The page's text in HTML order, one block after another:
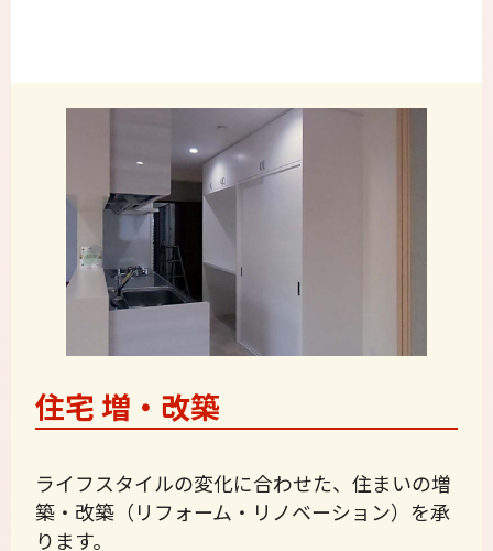
住宅 増・改築
ライフスタイルの変化に合わせた、住まいの増
築・改築（リフォーム・リノベーション）を承
ります。